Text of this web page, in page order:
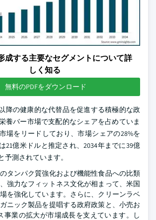
成する主要なセグメントについて詳
しく知る
無料のPDFをダウンロード
降の健康的な代替品を促進する積極的な政
養バー市場で支配的なシェアを占めていま
場をリードしており、市場シェアの28%を
21億米ドルと推定され、2034年までに39億
予測されています。
タンパク質強化および機能性食品への比類
強力なフィットネス文化が相まって、米国
を強化しています。さらに、クリーンラベ
ニック製品を提唱する政府政策と、小売お
事業の拡大が市場成長を支えています。し